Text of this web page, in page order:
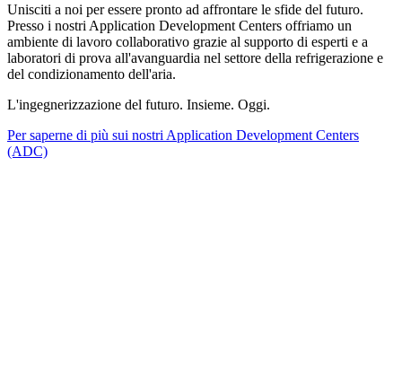
Unisciti a noi per essere pronto ad affrontare le sfide del futuro.
Presso i nostri Application Development Centers offriamo un
ambiente di lavoro collaborativo grazie al supporto di esperti e a
laboratori di prova all'avanguardia nel settore della refrigerazione e
del condizionamento dell'aria.
L'ingegnerizzazione del futuro. Insieme. Oggi.
Per saperne di più sui nostri Application Development Centers
(ADC)